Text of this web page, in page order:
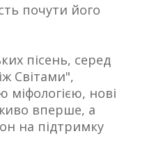
почути його
пісень, серед
Світами",
міфологією, нові
вперше, а
на підтримку